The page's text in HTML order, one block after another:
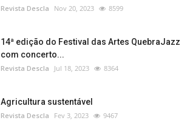
Revista Descla Nov 20, 2023 8599
14ª edição do Festival das Artes QuebraJazz
com concerto...
Revista Descla Jul 18, 2023 8364
Agricultura sustentável
Revista Descla Fev 3, 2023 9467